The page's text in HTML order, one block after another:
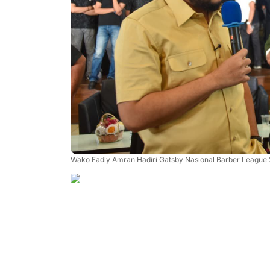
Wako Fadly Amran Hadiri Gatsby Nasional Barber League